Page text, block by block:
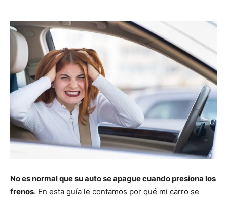
No es normal que su auto se apague cuando presiona los
frenos. En esta guía le contamos por qué mi carro se